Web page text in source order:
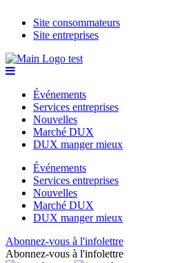
Site consommateurs
Site entreprises
Événements
Services entreprises
Nouvelles
Marché DUX
DUX manger mieux
Événements
Services entreprises
Nouvelles
Marché DUX
DUX manger mieux
Abonnez-vous à l'infolettre
Abonnez-vous à l'infolettre